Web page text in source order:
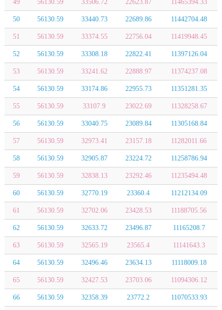
49 56130.59 33506.72 22623.87 11465394.33
50 56130.59 33440.73 22689.86 11442704.48
51 56130.59 33374.55 22756.04 11419948.45
52 56130.59 33308.18 22822.41 11397126.04
53 56130.59 33241.62 22888.97 11374237.08
54 56130.59 33174.86 22955.73 11351281.35
55 56130.59 33107.9 23022.69 11328258.67
56 56130.59 33040.75 23089.84 11305168.84
57 56130.59 32973.41 23157.18 11282011.66
58 56130.59 32905.87 23224.72 11258786.94
59 56130.59 32838.13 23292.46 11235494.48
60 56130.59 32770.19 23360.4 11212134.09
61 56130.59 32702.06 23428.53 11188705.56
62 56130.59 32633.72 23496.87 11165208.7
63 56130.59 32565.19 23565.4 11141643.3
64 56130.59 32496.46 23634.13 11118009.18
65 56130.59 32427.53 23703.06 11094306.12
66 56130.59 32358.39 23772.2 11070533.93